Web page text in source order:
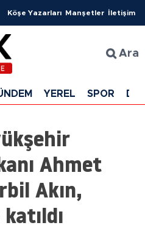
Köşe Yazarları Manşetler İletişim
Ara
YEREL SPOR
Ahmet
Akın,